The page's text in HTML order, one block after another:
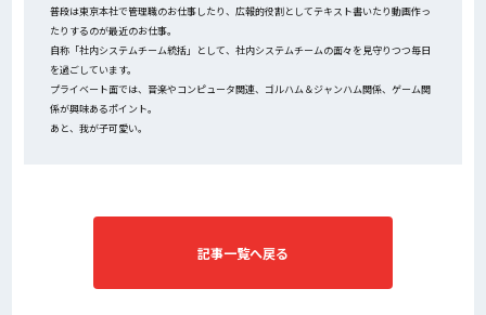
普段は東京本社で管理職のお仕事したり、広報的役割としてテキスト書いたり動画作っ
たりするのが最近のお仕事。
自称「社内システムチーム統括」として、社内システムチームの面々を見守りつつ毎日
を過ごしています。
プライベート面では、音楽やコンピュータ関連、ゴルハム＆ジャンハム関係、ゲーム関
係が興味あるポイント。
あと、我が子可愛い。
記事一覧へ戻る